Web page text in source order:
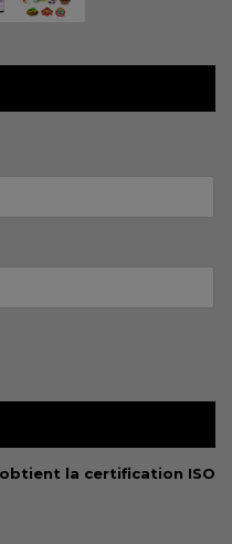
obtient la certification ISO